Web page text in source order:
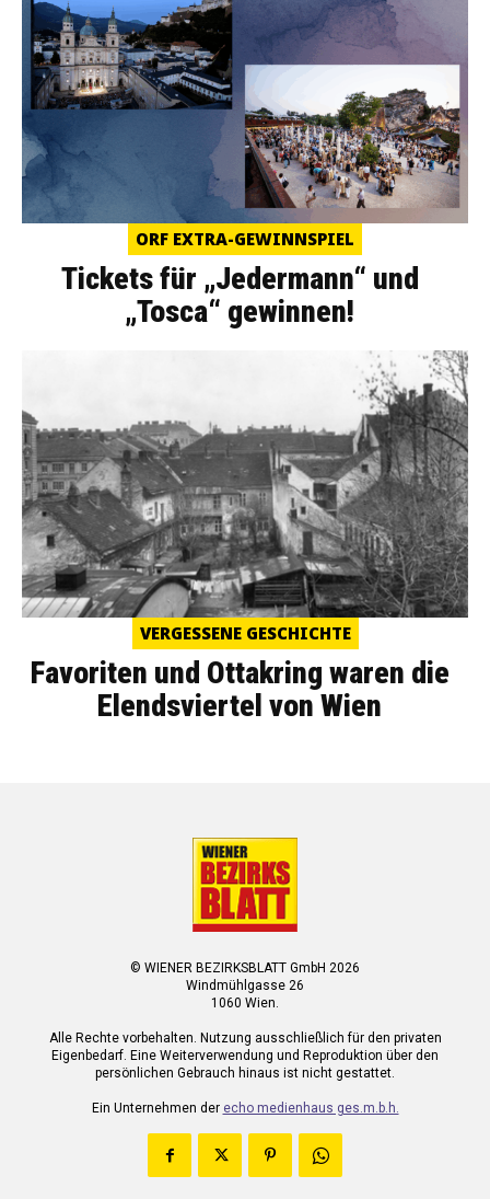
ORF EXTRA-GEWINNSPIEL
Tickets für „Jedermann“ und
„Tosca“ gewinnen!
VERGESSENE GESCHICHTE
Favoriten und Ottakring waren die
Elendsviertel von Wien
© WIENER BEZIRKSBLATT GmbH 2026
Windmühlgasse 26
1060 Wien.
Alle Rechte vorbehalten. Nutzung ausschließlich für den privaten
Eigenbedarf. Eine Weiterverwendung und Reproduktion über den
persönlichen Gebrauch hinaus ist nicht gestattet.
Ein Unternehmen der echo medienhaus ges.m.b.h.